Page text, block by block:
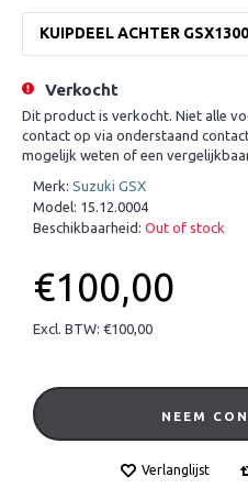
KUIPDEEL ACHTER
Verkocht
Dit product is verkocht. Niet alle
contact op via onderstaand
mogelijk weten of een
Merk: Suzuki GSX
Model: 15.12.0004
Beschikbaarheid: Out of stock
€100,00
Excl. BTW: €100,00
NEEM
Verlanglijst